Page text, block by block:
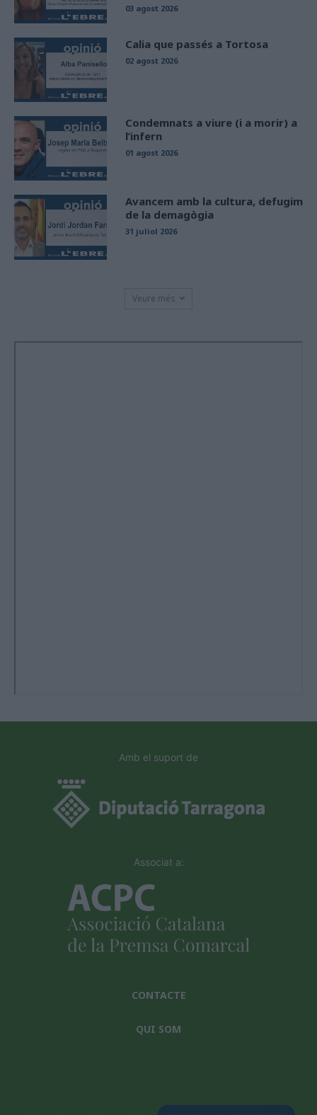
03 agost 2026
Calia que passés a Tortosa
02 agost 2026
Condemnats a viure (i a morir) a
l’infern
01 agost 2026
Avancem amb la cultura, defugim
de la demagògia
31 juliol 2026
Veure més
Amb el suport de
Associat a:
CONTACTE
QUI SOM